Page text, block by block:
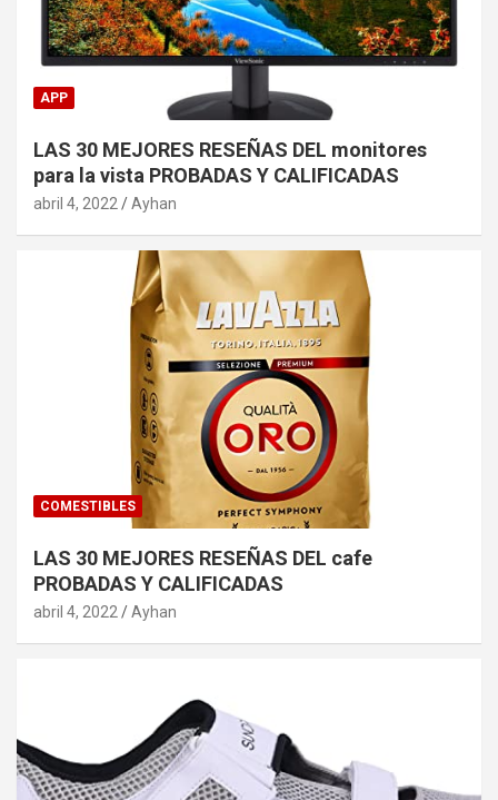
APP
LAS 30 MEJORES RESEÑAS DEL monitores
para la vista PROBADAS Y CALIFICADAS
abril 4, 2022 Ayhan
COMESTIBLES
LAS 30 MEJORES RESEÑAS DEL cafe
PROBADAS Y CALIFICADAS
abril 4, 2022 Ayhan